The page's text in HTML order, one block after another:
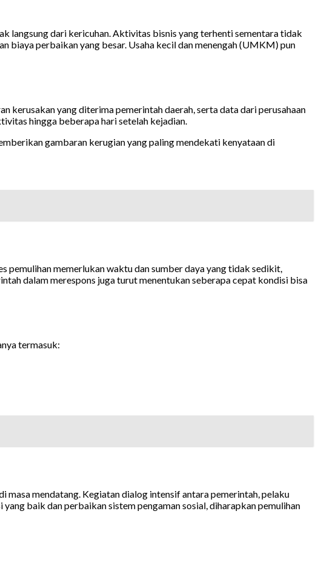
langsung dari kericuhan. Aktivitas bisnis yang terhenti sementara tidak
biaya perbaikan yang besar. Usaha kecil dan menengah (UMKM) pun
kerusakan yang diterima pemerintah daerah, serta data dari perusahaan
hingga beberapa hari setelah kejadian.
gambaran kerugian yang paling mendekati kenyataan di
pemulihan memerlukan waktu dan sumber daya yang tidak sedikit,
dalam merespons juga turut menentukan seberapa cepat kondisi bisa
termasuk:
mendatang. Kegiatan dialog intensif antara pemerintah, pelaku
baik dan perbaikan sistem pengaman sosial, diharapkan pemulihan